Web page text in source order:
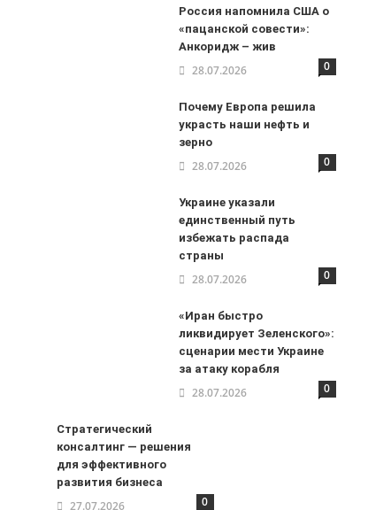
Россия напомнила США о
«пацанской совести»:
Анкоридж – жив
28.07.2026 0
Почему Европа решила
украсть наши нефть и
зерно
28.07.2026 0
Украине указали
единственный путь
избежать распада
страны
28.07.2026 0
«Иран быстро
ликвидирует Зеленского»:
сценарии мести Украине
за атаку корабля
28.07.2026 0
Стратегический
консалтинг — решения
для эффективного
развития бизнеса
27.07.2026 0